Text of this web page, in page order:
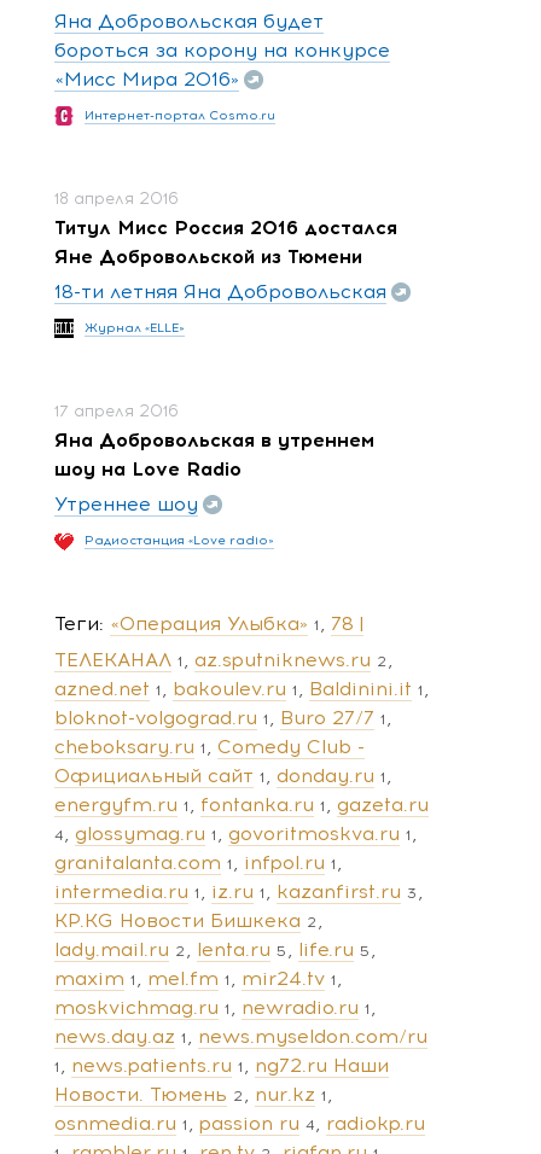
Яна Добровольская будет
бороться за корону на конкурсе
«Мисс Мира 2016»
Интернет-портал Cosmo.ru
18 апреля 2016
Титул Мисс Россия 2016 достался
Яне Добровольской из Тюмени
18-ти летняя Яна Добровольская
Журнал «ELLE»
17 апреля 2016
Яна Добровольская в утреннем
шоу на Love Radio
Утреннее шоу
Радиостанция «Love radio»
Теги «Операция Улыбка» 1
78 |
ТЕЛЕКАНАЛ 1 az.sputniknews.ru 2
azned.net 1 bakoulev.ru 1 Baldinini.it 1
bloknot-volgograd.ru 1 Buro 27/7 1
cheboksary.ru 1
Comedy Club -
Официальный сайт 1 donday.ru 1
energyfm.ru 1 fontanka.ru 1 gazeta.ru
4 glossymag.ru 1 govoritmoskva.ru 1
granitalanta.com 1 infpol.ru 1
intermedia.ru 1 iz.ru 1 kazanfirst.ru 3
KP.KG Новости Бишкека 2
lady.mail.ru 2 lenta.ru 5 life.ru 5
maxim 1 mel.fm 1 mir24.tv 1
moskvichmag.ru 1 newradio.ru 1
news.day.az 1 news.myseldon.com/ru
1 news.patients.ru 1
ng72.ru Наши
Новости. Тюмень 2 nur.kz 1
osnmedia.ru 1 passion ru 4 radiokp.ru